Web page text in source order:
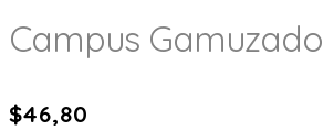
Campus Gamuzado
$46,80